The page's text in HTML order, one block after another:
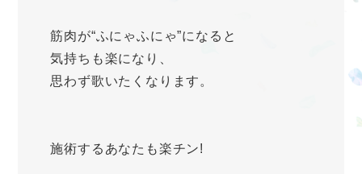
筋肉が“ふにゃふにゃ”になると
気持ちも楽になり、
思わず歌いたくなります。
施術するあなたも楽チン!